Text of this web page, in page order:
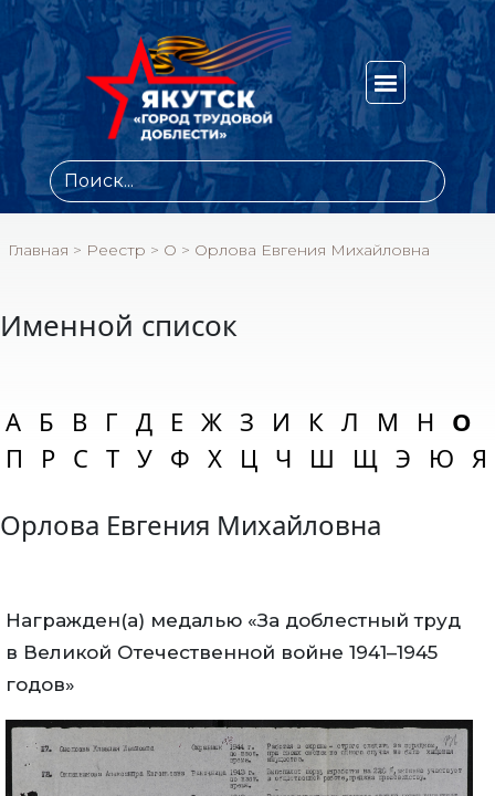
Главная > Реестр > О > Орлова Евгения Михайловна
Именной список
А Б В Г Д Е Ж З И К Л М Н О
П
Р С Т У Ф Х Ц Ч Ш Щ Э Ю Я
Орлова Евгения Михайловна
Награжден(а) медалью «За доблестный труд
в Великой Отечественной войне 1941–1945
годов»